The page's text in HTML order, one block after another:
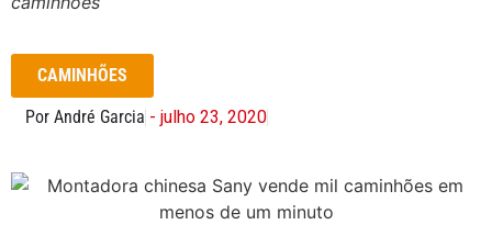
CAMINHÕES
Por André Garcia - julho 23, 2020